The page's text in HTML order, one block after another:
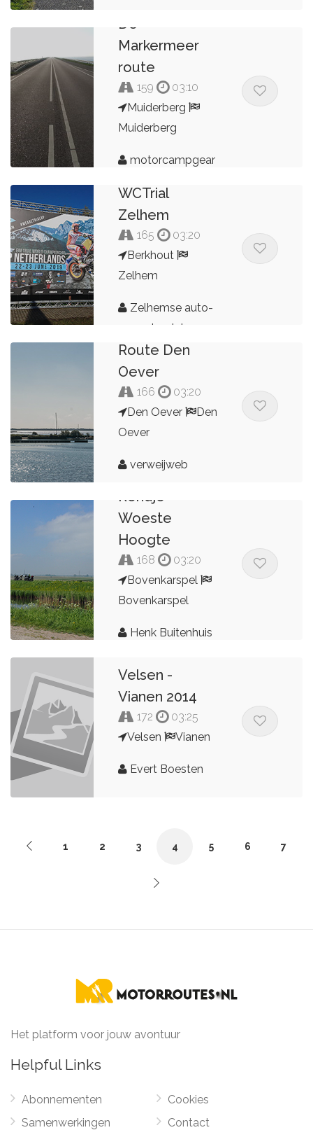
De
Markermeer
route
159
03:10
Muiderberg
Muiderberg
motorcampgear
Hoorn naar
WCTrial
Zelhem
165
03:20
Berkhout
Zelhem
Zelhemse auto-
en motorclub
Route Den
Oever
166
03:20
Den Oever
Den
Oever
verweijweb
Rondje
Woeste
Hoogte
168
03:20
Bovenkarspel
Bovenkarspel
Henk Buitenhuis
Velsen -
Vianen 2014
172
03:25
Velsen
Vianen
Evert Boesten
1 2 3 4 5 6 7
Het platform voor jouw avontuur
Helpful Links
Abonnementen
Samenwerkingen
Cookies
Contact